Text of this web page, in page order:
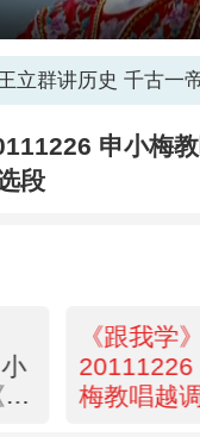
立群讲历史 千古一
申小梅
段
《跟我学》
20111226
梅教唱越